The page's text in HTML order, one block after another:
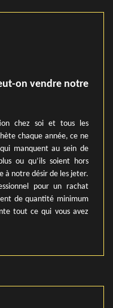
on vendre notre
chez soi et tous les
chaque année, ce ne
manquent au sein de
ou qu’ils soient hors
à notre désir de les jeter.
pour un rachat
de quantité minimum
tout ce qui vous avez